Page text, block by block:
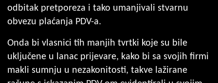
odbitak pretporeza i tako umanjivali stvarnu
obvezu plaćanja PDV-a.
Onda bi vlasnici tih manjih tvrtki koje su bile
uključene u lanac prijevare, kako bi sa svojih firmi
makli sumnju u nezakonitosti, takve lažirane